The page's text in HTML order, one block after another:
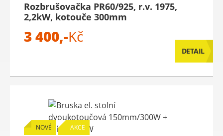
Rozbrušovačka PR60/925, r.v. 1975,
2,2kW, kotouče 300mm
3 400,-Kč
DETAIL
NOVÉ AKCE